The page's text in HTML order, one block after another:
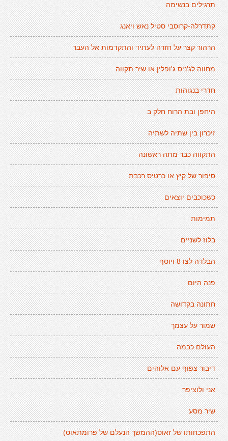
תרגילים בנשימה
קתדרלה-קרוסבי סטיל נאש ויאנג
הרהור קצר על חזרה לעתיד והתקדמות אל העבר
מחווה לג'ניס ג'ופלין או שיר תקווה
חדרי בנגוהות
היחפן ובת הרוח חלק ב
זיכרון בין שתיה לשתיה
התקווה כבר מתה ראשונה
סיפור של קיץ או כרטיס רכבת
כשכוכבים יוצאים
תמימות
בלוז לשניים
הבלדה לצו 8 ויוסף
פנה היום
חתונה בקדושה
שמור על עצמך
העולם כבמה
דיבור צפוף עם אלוהים
אני ולוציפר
שיר מסע
התפכחותו של זאוס(ההמשך הנעלם של פרומתאוס)